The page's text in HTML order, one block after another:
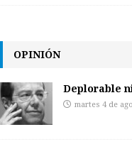
OPINIÓN
Deplorable
martes 4 de